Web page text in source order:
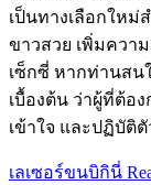
เป็นทางเลือกใหม่
ขาวสวย เพิ่มควา
เซ็กซี่ หากท่านสน
เบื้องต้น ว่าผู้ที่ต้อง
เข้าใจ และปฏิบัติ
เลเซอร์ขนบิกินี่